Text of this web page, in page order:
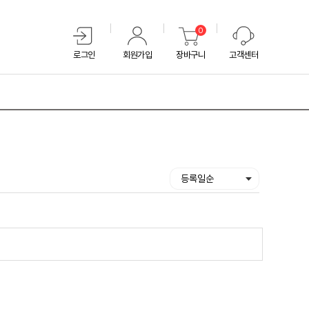
로그인 회원가입
0
장바구니 고객센터
등록일순